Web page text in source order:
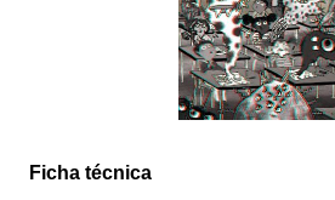
Ficha técnica